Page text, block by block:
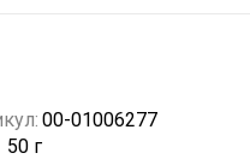
00-01006277
50 г